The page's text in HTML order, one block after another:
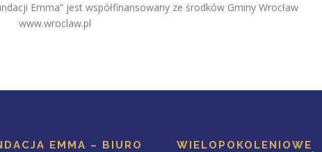
Emma” jest współfinansowany ze środków Gminy Wrocław
www.wroclaw.pl
EMMA – BIURO
WIELOPOKOLENIOWE